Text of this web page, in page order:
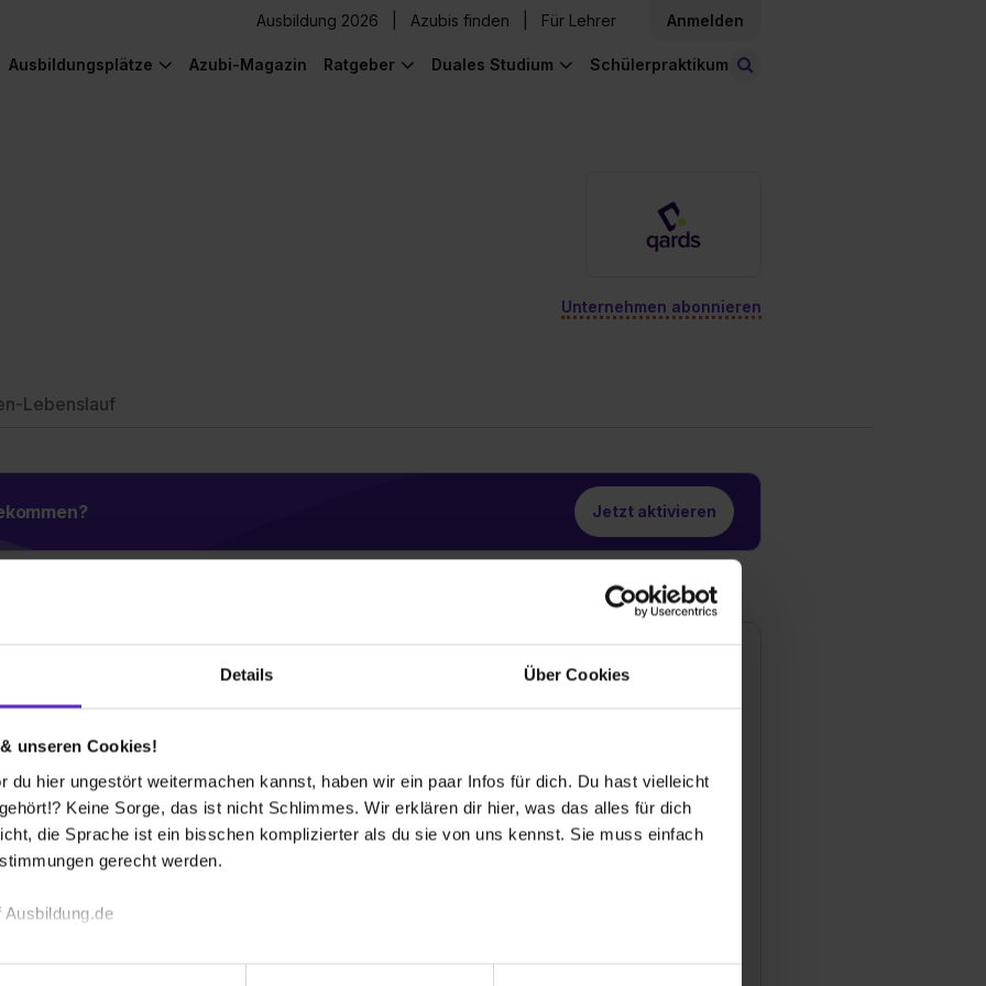
Details Über Cookies
unseren Cookies!
du hier ungestört weitermachen kannst, haben wir ein paar Infos für dich. Du hast vielleicht
Keine Sorge, das ist nicht Schlimmes. Wir erklären dir hier, was das alles für dich
die Sprache ist ein bisschen komplizierter als du sie von uns kennst. Sie muss einfach
gerecht werden.
Funktion unserer Webseite („Notwendig“), um von dir bei Benutzung der
Ausbildung 2026 Azubis finden Für Lehrer Anmelden
Ausbildungsplätze Azubi-Magazin Ratgeber Duales Studium Schülerpraktikum
Unternehmen abonnieren
Lebenslauf
Jetzt aktivieren
qards GmbH
E-Mail anzeigen
Gründungsjahr
1996
seinen über 750 Mitarbeiterinnen und
und Visa an. Mit über 350 betreuten
in Deutschland.
unseres Unternehmens, als Dualen